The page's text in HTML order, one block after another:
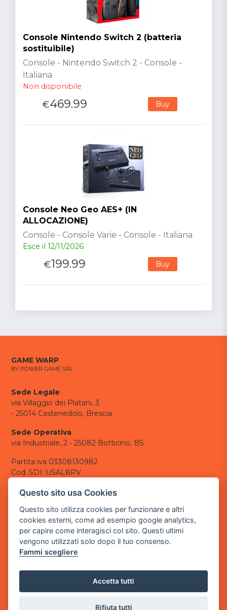
Console Nintendo Switch 2 (batteria
sostituibile)
Console - Nintendo Switch 2 - Console -
Italiana
Non disponibile
€469.99 Buy
Console Neo Geo AES+ (IN
ALLOCAZIONE)
Console - Console Varie - Console - Italiana
Esce il 12/11/2026
€199.99 Buy
GAME WARP
BY POWER GAME SRL
Sede Legale
via Villaggio dei Platani, 3
- 25014 Castenedolo, Brescia
Sede Operativa
via Industriale, 2 - 25082 Botticino, BS
Partita iva 03308130982
Cod. SDI: USAL8PV
CONTATTI
tel.: +39 030 376 2377
tel.: +39 030 336 6259
pec:powergamesrl@legalmail.it
LINK UTILI
Informazioni generali
Questo sito usa Cookies
Questo sito utilizza cookies per funzionare e altri
cookies esterni, come ad esempio google analytics,
per capire come interagisci col sito. Questi ultimi
vengono utilizzati solo dopo il tuo consenso.
Fammi scegliere
Accetta tutti
Rifiuta tutti